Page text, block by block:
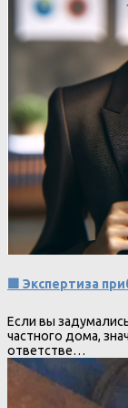
🟩 Экспертиза
Если вы
частного дома,
ответстве…